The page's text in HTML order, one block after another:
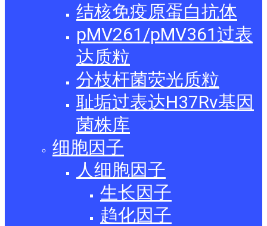
结核免疫原蛋白抗体
pMV261/pMV361过表
达质粒
分枝杆菌荧光质粒
耻垢过表达H37Rv基因
菌株库
细胞因子
人细胞因子
生长因子
趋化因子